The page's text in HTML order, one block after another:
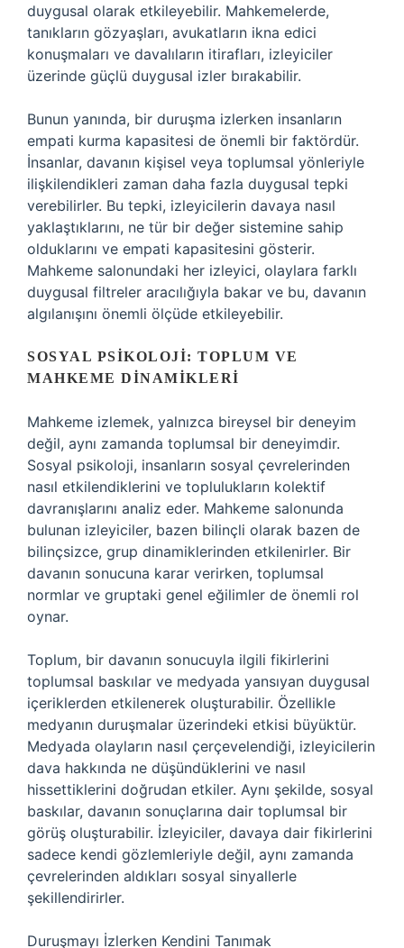
duygusal olarak etkileyebilir. Mahkemelerde,
tanıkların gözyaşları, avukatların ikna edici
konuşmaları ve davalıların itirafları, izleyiciler
üzerinde güçlü duygusal izler bırakabilir.
Bunun yanında, bir duruşma izlerken insanların
empati kurma kapasitesi de önemli bir faktördür.
İnsanlar, davanın kişisel veya toplumsal yönleriyle
ilişkilendikleri zaman daha fazla duygusal tepki
verebilirler. Bu tepki, izleyicilerin davaya nasıl
yaklaştıklarını, ne tür bir değer sistemine sahip
olduklarını ve empati kapasitesini gösterir.
Mahkeme salonundaki her izleyici, olaylara farklı
duygusal filtreler aracılığıyla bakar ve bu, davanın
algılanışını önemli ölçüde etkileyebilir.
SOSYAL PSIKOLOJI: TOPLUM VE
MAHKEME DINAMIKLERI
Mahkeme izlemek, yalnızca bireysel bir deneyim
değil, aynı zamanda toplumsal bir deneyimdir.
Sosyal psikoloji, insanların sosyal çevrelerinden
nasıl etkilendiklerini ve toplulukların kolektif
davranışlarını analiz eder. Mahkeme salonunda
bulunan izleyiciler, bazen bilinçli olarak bazen de
bilinçsizce, grup dinamiklerinden etkilenirler. Bir
davanın sonucuna karar verirken, toplumsal
normlar ve gruptaki genel eğilimler de önemli rol
oynar.
Toplum, bir davanın sonucuyla ilgili fikirlerini
toplumsal baskılar ve medyada yansıyan duygusal
içeriklerden etkilenerek oluşturabilir. Özellikle
medyanın duruşmalar üzerindeki etkisi büyüktür.
Medyada olayların nasıl çerçevelendiği, izleyicilerin
dava hakkında ne düşündüklerini ve nasıl
hissettiklerini doğrudan etkiler. Aynı şekilde, sosyal
baskılar, davanın sonuçlarına dair toplumsal bir
görüş oluşturabilir. İzleyiciler, davaya dair fikirlerini
sadece kendi gözlemleriyle değil, aynı zamanda
çevrelerinden aldıkları sosyal sinyallerle
şekillendirirler.
Duruşmayı İzlerken Kendini Tanımak